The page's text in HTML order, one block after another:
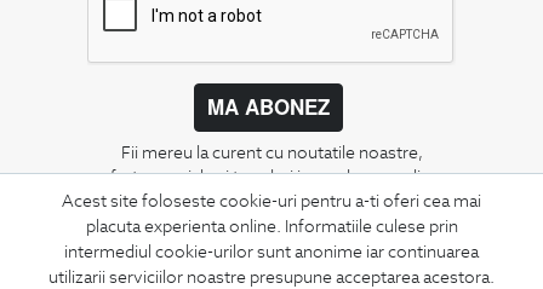
Acest site foloseste cookie-uri pentru a-ti oferi cea mai
placuta experienta online. Informatiile culese prin
intermediul cookie-urilor sunt anonime iar continuarea
utilizarii serviciilor noastre presupune acceptarea acestora.
MA ABONEZ
Fii mereu la curent cu noutatile noastre,
oferte speciale si trenduri in moda masculina.
CONCIERGE
Termeni si conditii